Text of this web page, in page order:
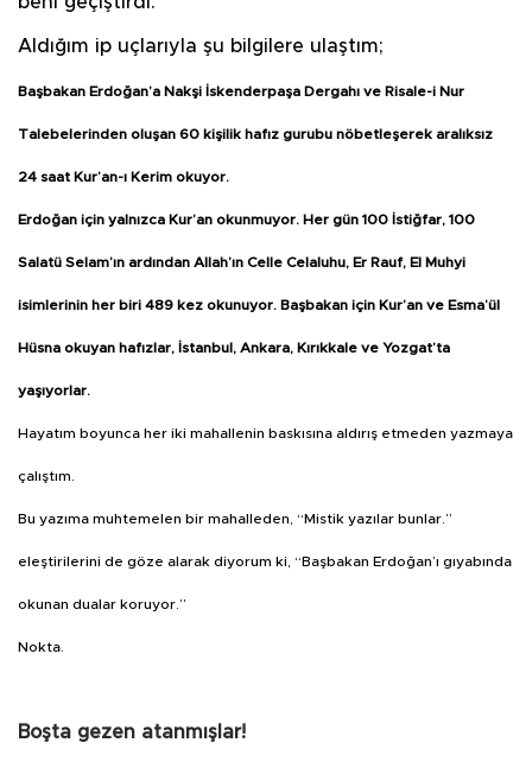
Aldığım ip uçlarıyla şu bilgilere ulaştım;
Başbakan Erdoğan’a Nakşi İskenderpaşa Dergahı ve Risale-i Nur
Talebelerinden oluşan 60 kişilik hafız gurubu nöbetleşerek aralıksız
24 saat Kur’an-ı Kerim okuyor.
Erdoğan için yalnızca Kur’an okunmuyor. Her gün 100 İstiğfar, 100
Salatü Selam’ın ardından Allah’ın Celle Celaluhu, Er Rauf, El Muhyi
isimlerinin her biri 489 kez okunuyor. Başbakan için Kur’an ve Esma’ül
Hüsna okuyan hafızlar, İstanbul, Ankara, Kırıkkale ve Yozgat’ta
yaşıyorlar.
Hayatım boyunca her iki mahallenin baskısına aldırış etmeden yazmaya
çalıştım.
Bu yazıma muhtemelen bir mahalleden, “Mistik yazılar bunlar.”
eleştirilerini de göze alarak diyorum ki, “Başbakan Erdoğan’ı gıyabında
okunan dualar koruyor.”
Nokta.
Boşta gezen atanmışlar!